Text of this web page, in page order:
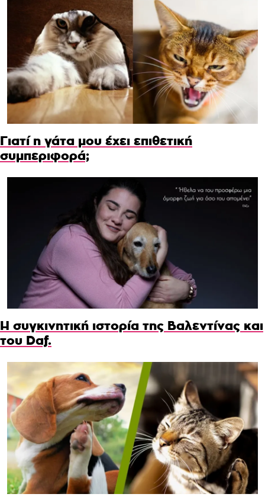
Γιατί η γάτα μου έχει επιθετική
συμπεριφορά;
Η συγκινητική ιστορία της Βαλεντίνας και
του Daf.